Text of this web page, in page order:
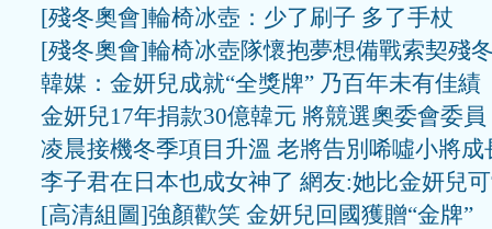
[殘冬奧會]輪椅冰壺：少了刷子 多了手杖
[殘冬奧會]輪椅冰壺隊懷抱夢想備戰索契殘
韓媒：金妍兒成就“全獎牌” 乃百年未有佳績
金妍兒17年捐款30億韓元 將競選奧委會委員
凌晨接機冬季項目升溫 老將告別唏噓小將成
李子君在日本也成女神了 網友:她比金妍兒
[高清組圖]強顏歡笑 金妍兒回國獲贈“金牌”